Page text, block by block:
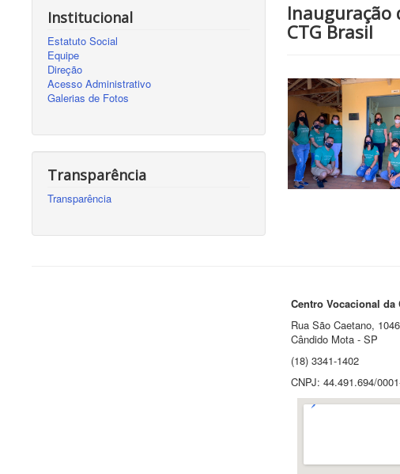
Institucional
Estatuto Social
Equipe
Direção
Acesso Administrativo
Galerias de Fotos
Transparência
Transparência
Inauguração
CTG Brasil
Centro Vocacional
Rua São Caetano,
Cândido Mota - SP
(18) 3341-1402
CNPJ: 44.491.694/